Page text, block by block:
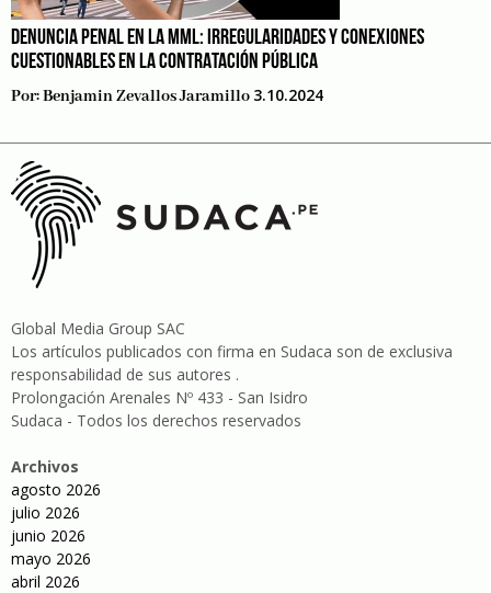
DENUNCIA PENAL EN LA MML: IRREGULARIDADES Y CONEXIONES
CUESTIONABLES EN LA CONTRATACIÓN PÚBLICA
Por:Benjamin Zevallos Jaramillo 3.10.2024
Global Media Group SAC
Los artículos publicados con firma en Sudaca son de exclusiva
responsabilidad de sus autores .
Prolongación Arenales Nº 433 - San Isidro
Sudaca - Todos los derechos reservados
Archivos
agosto 2026
julio 2026
junio 2026
mayo 2026
abril 2026